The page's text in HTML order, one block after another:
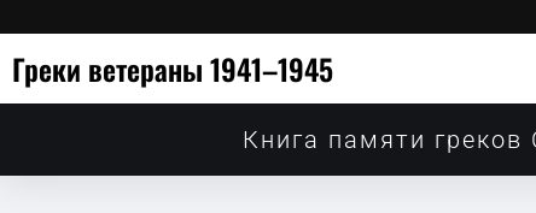
Греки ветераны 1941–1945
Книга памяти